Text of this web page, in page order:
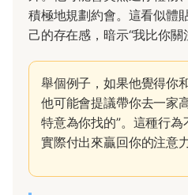
積極地規劃約會。這看似體
己的存在感，暗示“我比你關
舉個例子，如果他覺得你
他可能會提議帶你去一家
特意為你找的”。這種行
實際付出來贏回你的注意力